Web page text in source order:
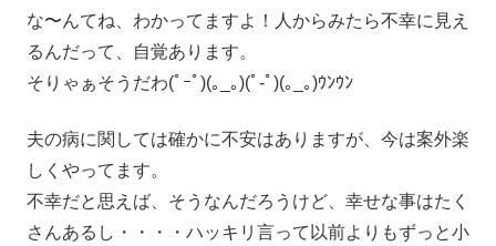
な〜んてね、わかってますよ！人からみたら不幸に見え
るんだって、自覚あります。
そりゃぁそうだわ(ﾟｰﾟ)(｡_｡)(ﾟ-ﾟ)(｡_｡)ｳﾝｳﾝ
夫の病に関しては確かに不安はありますが、今は案外楽
しくやってます。
不幸だと思えば、そうなんだろうけど、幸せな事はたく
さんあるし・・・・ハッキリ言って以前よりもずっと小